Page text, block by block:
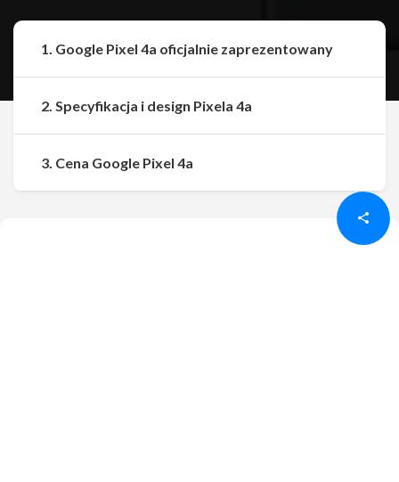
Udostępnij
1. Google Pixel 4a oficjalnie zaprezentowany
2. Specyfikacja i design Pixela 4a
3. Cena Google Pixel 4a